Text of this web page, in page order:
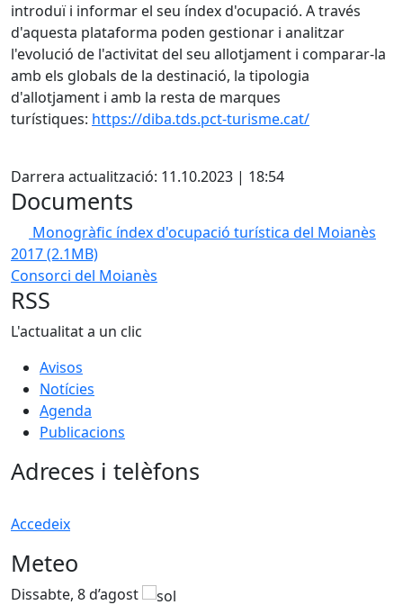
introduï i informar el seu índex d'ocupació. A través
d'aquesta plataforma poden gestionar i analitzar
l'evolució de l'activitat del seu allotjament i comparar-la
amb els globals de la destinació, la tipologia
d'allotjament i amb la resta de marques
turístiques: https://diba.tds.pct-turisme.cat/
Darrera actualització: 11.10.2023 | 18:54
Documents
Monogràfic índex d'ocupació turística del Moianès
2017(2.1MB)
Consorci del Moianès
RSS
L'actualitat a un clic
Avisos
Notícies
Agenda
Publicacions
Adreces i telèfons
Accedeix
Meteo
Dissabte, 8 d’agost